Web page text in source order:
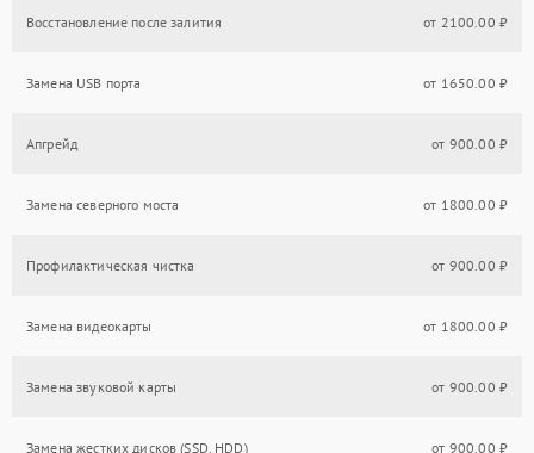
Восстановление после залития от 2100.00 ₽
Замена USB порта от 1650.00 ₽
Апгрейд от 900.00 ₽
Замена северного моста от 1800.00 ₽
Профилактическая чистка от 900.00 ₽
Замена видеокарты от 1800.00 ₽
Замена звуковой карты от 900.00 ₽
Замена жестких дисков (SSD, HDD) от 900.00 ₽